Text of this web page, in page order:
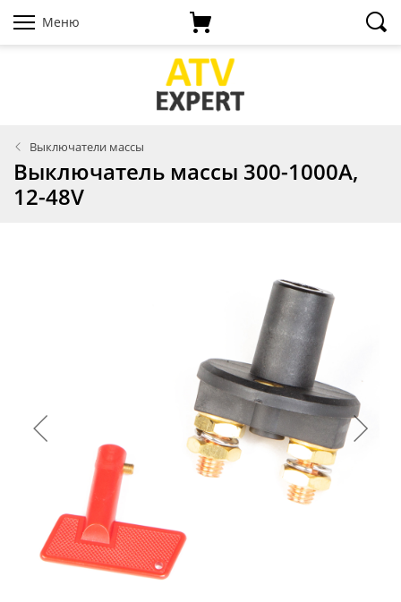
Меню
Выключатели массы
Выключатель массы 300-1000A,
12-48V